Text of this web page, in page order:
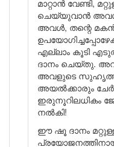
മാറ്റാൻ വേണ്ടി,
ചെയ്യുവാൻ
അവൾ, തന്റെ
എല്ലാം കൂടി
ദാനം ചെയ്തു.
അവളുടെ
അയൽക്കാരും
ഇരുനൂറിലധികം
നൽകി!
ഈ ഷൂ ദാനം